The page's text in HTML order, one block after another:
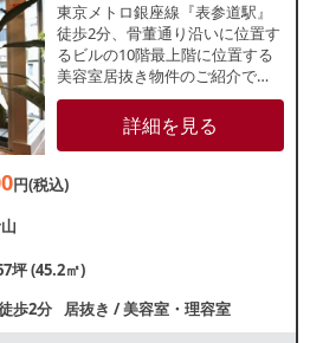
東京メトロ銀座線『表参道駅』
徒歩2分、骨董通り沿いに位置す
るビルの10階最上階に位置する
美容室居抜き物件のご紹介で
す。周辺は感度の高い顧客や就
業者の往来があるエリアで、客
単価高めのプライベートサロン
た環境です。最上階の落ち着い
条件が揃っています。
詳細を見る
円(税込)
坪 (45.2㎡)
歩2分 居抜き /美容室・理容室